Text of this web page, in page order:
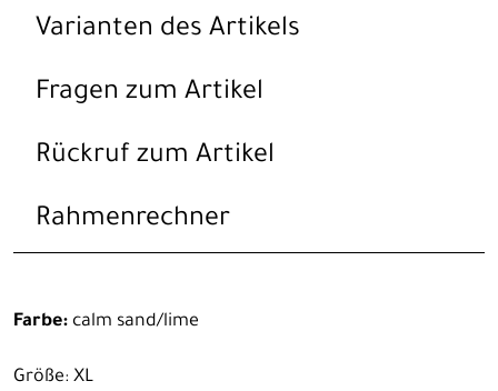
Varianten des Artikels
Fragen zum Artikel
Rückruf zum Artikel
Rahmenrechner
Farbe: calm sand/lime
Größe: XL